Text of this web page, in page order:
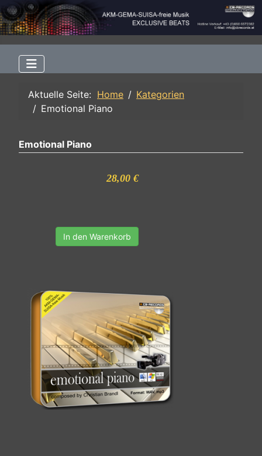
Aktuelle Seite: Home
Kategorien
Emotional Piano
Emotional Piano
28,00 €
In den Warenkorb